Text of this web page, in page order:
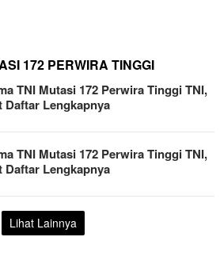
172 PERWIRA TINGGI
TNI Mutasi 172 Perwira Tinggi TNI,
Daftar Lengkapnya
TNI Mutasi 172 Perwira Tinggi TNI,
Daftar Lengkapnya
Lihat Lainnya